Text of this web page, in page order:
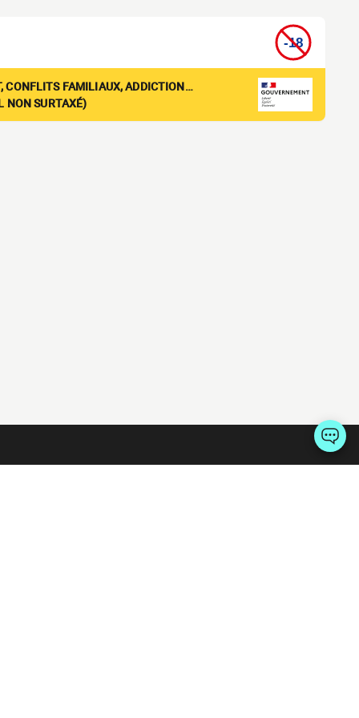
CONFLITS FAMILIAUX, ADDICTION…
NON SURTAXÉ)